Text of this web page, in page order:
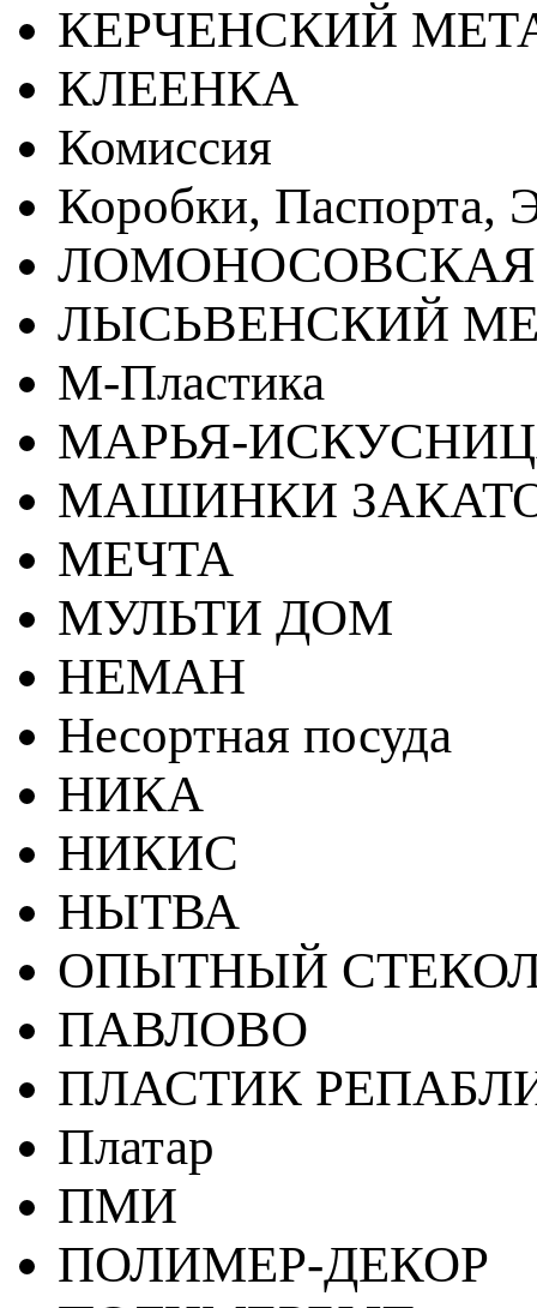
КЕРЧЕНСКИЙ
КЛЕЕНКА
Комиссия
Коробки, Паспорта,
ЛЫСЬВЕНСКИЙ
М-Пластика
МАРЬЯ-
МАШИНКИ
МЕЧТА
МУЛЬТИ ДОМ
НЕМАН
Несортная посуда
НИКА
НИКИС
НЫТВА
ОПЫТНЫЙ
ПАВЛОВО
ПЛАСТИК
Платар
ПМИ
ПОЛИМЕР-ДЕКОР